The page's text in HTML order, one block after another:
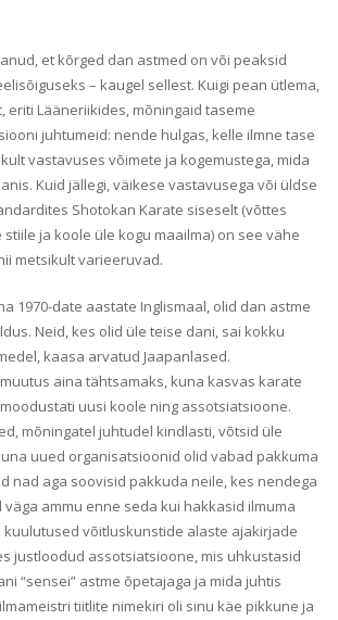
et kõrged dan astmed on või peaksid
– kaugel sellest. Kuigi pean ütlema,
eriti Lääneriikides, mõningaid taseme
juhtumeid: nende hulgas, kelle ilmne tase
vastavuses võimete ja kogemustega, mida
Kuid jällegi, väikese vastavusega või üldse
Shotokan Karate siseselt (võttes
ja koole üle kogu maailma) on see vähe
metsikult varieeruvad.
1970-date aastate Inglismaal, olid dan astme
Neid, kes olid üle teise dani, sai kokku
kaasa arvatud Jaapanlased.
aina tähtsamaks, kuna kasvas karate
uusi koole ning assotsiatsioone.
mõningatel juhtudel kindlasti, võtsid üle
uued organisatsioonid olid vabad pakkuma
nad aga soovisid pakkuda neile, kes nendega
väga ammu enne seda kui hakkasid ilmuma
võitluskunstide alaste ajakirjade
justloodud assotsiatsioone, mis uhkustasid
“sensei” astme õpetajaga ja mida juhtis
tiitlite nimekiri oli sinu käe pikkune ja